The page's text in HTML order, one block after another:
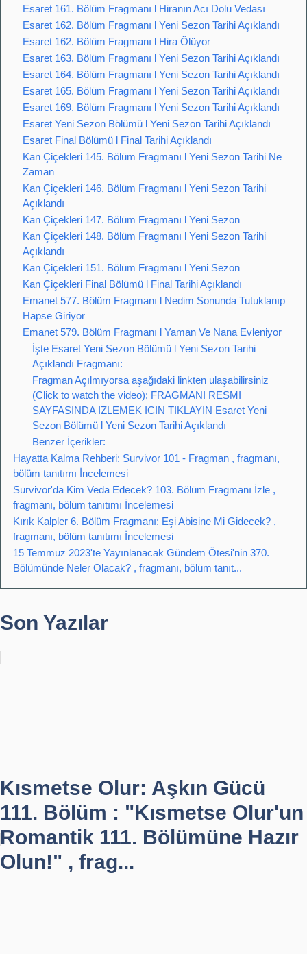
Esaret 161. Bölüm Fragmanı l Hiranın Acı Dolu Vedası
Esaret 162. Bölüm Fragmanı l Yeni Sezon Tarihi Açıklandı
Esaret 162. Bölüm Fragmanı l Hira Ölüyor
Esaret 163. Bölüm Fragmanı l Yeni Sezon Tarihi Açıklandı
Esaret 164. Bölüm Fragmanı l Yeni Sezon Tarihi Açıklandı
Esaret 165. Bölüm Fragmanı l Yeni Sezon Tarihi Açıklandı
Esaret 169. Bölüm Fragmanı l Yeni Sezon Tarihi Açıklandı
Esaret Yeni Sezon Bölümü l Yeni Sezon Tarihi Açıklandı
Esaret Final Bölümü l Final Tarihi Açıklandı
Kan Çiçekleri 145. Bölüm Fragmanı l Yeni Sezon Tarihi Ne
Zaman
Kan Çiçekleri 146. Bölüm Fragmanı l Yeni Sezon Tarihi
Açıklandı
Kan Çiçekleri 147. Bölüm Fragmanı l Yeni Sezon
Kan Çiçekleri 148. Bölüm Fragmanı l Yeni Sezon Tarihi
Açıklandı
Kan Çiçekleri 151. Bölüm Fragmanı l Yeni Sezon
Kan Çiçekleri Final Bölümü l Final Tarihi Açıklandı
Emanet 577. Bölüm Fragmanı l Nedim Sonunda Tutuklanıp
Hapse Giriyor
Emanet 579. Bölüm Fragmanı l Yaman Ve Nana Evleniyor
İşte Esaret Yeni Sezon Bölümü l Yeni Sezon Tarihi
Açıklandı Fragmanı:
Fragman Açılmıyorsa aşağıdaki linkten ulaşabilirsiniz
(Click to watch the video); FRAGMANI RESMI
SAYFASINDA IZLEMEK ICIN TIKLAYIN Esaret Yeni
Sezon Bölümü l Yeni Sezon Tarihi Açıklandı
Benzer İçerikler:
Hayatta Kalma Rehberi: Survivor 101 - Fragman , fragmanı,
bölüm tanıtımı İncelemesi
Survivor'da Kim Veda Edecek? 103. Bölüm Fragmanı İzle ,
fragmanı, bölüm tanıtımı İncelemesi
Kırık Kalpler 6. Bölüm Fragmanı: Eşi Abisine Mi Gidecek? ,
fragmanı, bölüm tanıtımı İncelemesi
15 Temmuz 2023'te Yayınlanacak Gündem Ötesi'nin 370.
Bölümünde Neler Olacak? , fragmanı, bölüm tanıt...
Son Yazılar
Kısmetse Olur: Aşkın Gücü
111. Bölüm : "Kısmetse Olur'un
Romantik 111. Bölümüne Hazır
Olun!" , frag...